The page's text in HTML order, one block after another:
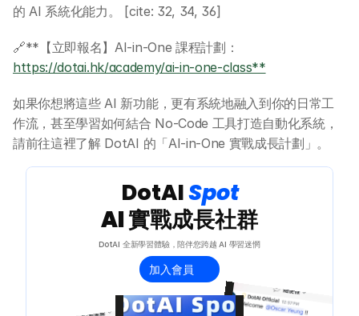
的 AI 系統化能力。 [cite: 32, 34, 36]
🔗**【立即報名】AI-in-One 課程計劃：
https://dotai.hk/academy/ai-in-one-class**
如果你想將這些 AI 新功能，更有系統地融入到你的日常工
作流，甚至學習如何結合 No-Code 工具打造自動化系統，
請前往這裡了解 DotAI 的「AI-in-One 實戰成長計劃」。
DotAI Spot
AI 實戰成長社群
DotAI 全新學習體驗，陪伴您跨越 AI 學習迷惘
加入會員